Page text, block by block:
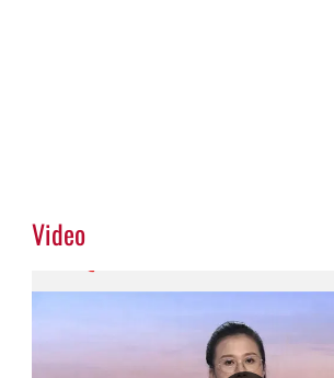
Video